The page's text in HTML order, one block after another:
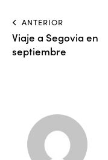
ANTERIOR
Viaje a Segovia en
septiembre